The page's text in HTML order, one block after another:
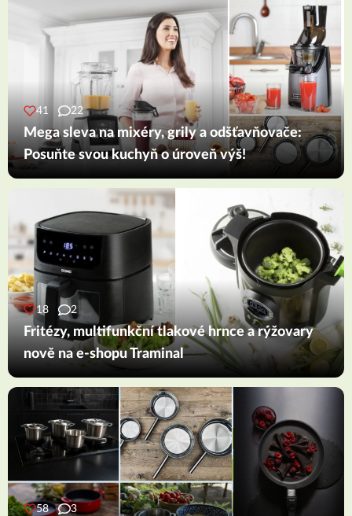
41 22
Mega sleva na mixéry, grily a odšťavňovače:
Posuňte svou kuchyň o úroveň výš!
18 2
Fritézy, multifunkční tlakové hrnce a rýžovary
nově na e-shopu Traminal
58 3